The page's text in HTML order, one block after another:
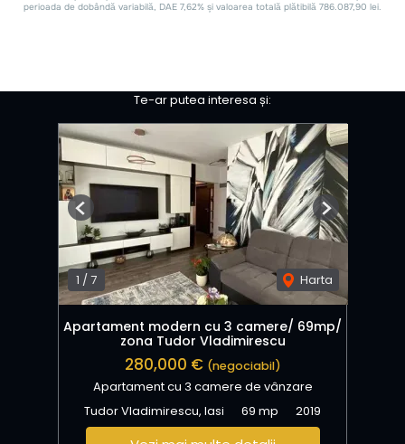
Te-ar putea interesa și:
1 / 7 Harta
Previous Next
Apartament modern cu 3 camere/ 69mp/
zona Tudor Vladimirescu
280,000 € (negociabil)
Apartament cu 3 camere de vânzare
Tudor Vladimirescu, Iasi
69 mp 2019